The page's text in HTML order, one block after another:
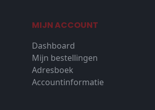
MIJN ACCOUNT
Dashboard
Mijn bestellingen
Adresboek
Accountinformatie